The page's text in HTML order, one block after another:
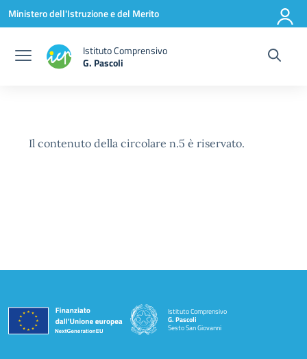
Vai ai contenuti
Vai al menu di navigazione
Vai al footer
Ministero dell'Istruzione e del Merito
Istituto Comprensivo
G. Pascoli
Il contenuto della circolare n.5 è riservato.
Istituto Comprensivo
G. Pascoli
Sesto San Giovanni